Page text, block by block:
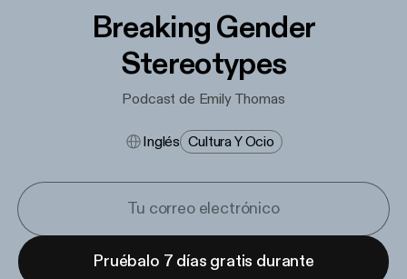
Breaking Gender
Stereotypes
Podcast de Emily Thomas
Inglés Cultura Y Ocio
Pruébalo 7 días gratis durante